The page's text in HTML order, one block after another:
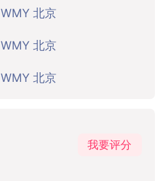
WMY 北京
WMY 北京
WMY 北京
我要评分